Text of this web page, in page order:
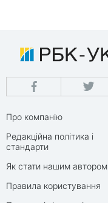
Про компанію
Редакційна політика і
стандарти
Як стати нашим автором
Правила користування